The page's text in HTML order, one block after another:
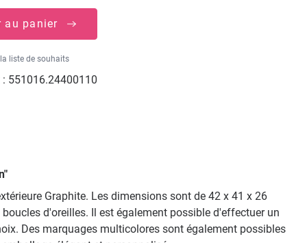
au panier
liste de souhaits
551016.24400110
Graphite. Les dimensions sont de 42 x 41 x 26
d'oreilles. Il est également possible d'effectuer un
Des marquages multicolores sont également possibles